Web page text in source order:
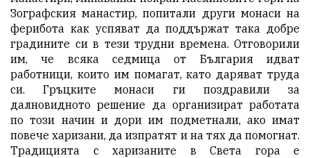
Зографския манастир, попитали други монаси на
ферибота как успяват да поддържат така добре
градините си в тези трудни времена. Отговорили
им, че всяка седмица от България идват
работници, които им помагат, като даряват труда
си. Гръцките монаси ги поздравили за
далновидното решение да организират работата
по този начин и дори им подметнали, ако имат
повече харизани, да изпратят и на тях да помогнат.
Традицията с харизаните в Света гора е